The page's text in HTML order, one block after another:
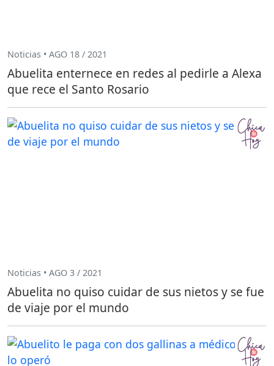
Noticias • AGO 18 / 2021
Abuelita enternece en redes al pedirle a Alexa
que rece el Santo Rosario
Noticias • AGO 3 / 2021
Abuelita no quiso cuidar de sus nietos y se fue
de viaje por el mundo